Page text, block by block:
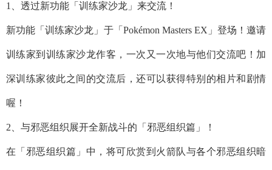
1、透过新功能「训练家沙龙」来交流！
新功能「训练家沙龙」于「Pokémon Masters EX」登场！邀请
训练家到训练家沙龙作客，一次又一次地与他们交流吧！加
深训练家彼此之间的交流后，还可以获得特别的相片和剧情
喔！
2、与邪恶组织展开全新战斗的「邪恶组织篇」！
在「邪恶组织篇」中，将可欣赏到火箭队与各个邪恶组织暗